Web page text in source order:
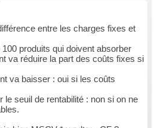
entre les charges fixes et
produits qui doivent absorber
va réduire la part des coûts fixes si
va baisser : oui si les coûts
le seuil de rentabilité : non si on ne